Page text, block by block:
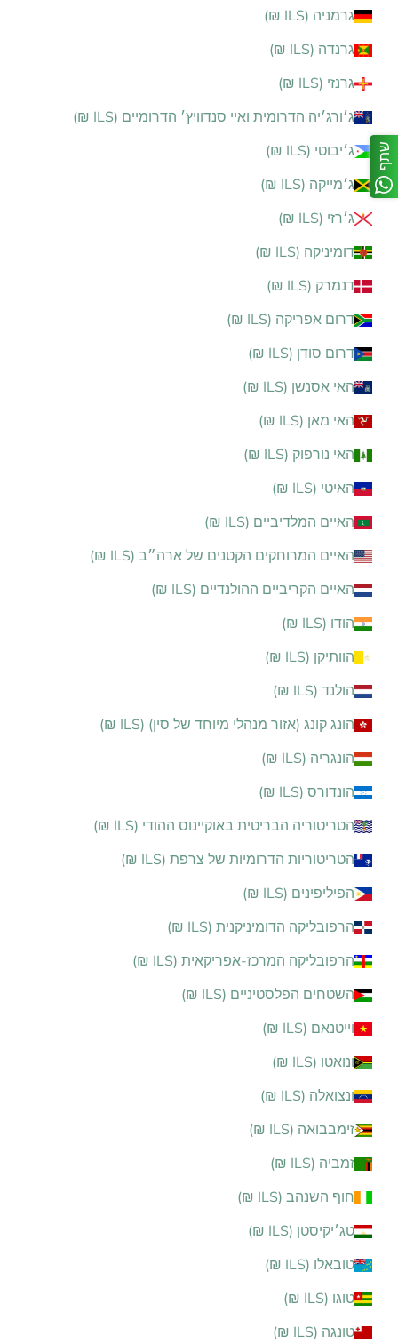
גרמניה (ILS ₪)
גרנדה (ILS ₪)
גרנזי (ILS ₪)
ג׳ורג׳יה הדרומית ואיי סנדוויץ׳ הדרומיים (ILS ₪)
ג׳יבוטי (ILS ₪)
ג׳מייקה (ILS ₪)
ג׳רזי (ILS ₪)
דומיניקה (ILS ₪)
דנמרק (ILS ₪)
דרום אפריקה (ILS ₪)
דרום סודן (ILS ₪)
האי אסנשן (ILS ₪)
האי מאן (ILS ₪)
האי נורפוק (ILS ₪)
האיטי (ILS ₪)
האיים המלדיביים (ILS ₪)
האיים המרוחקים הקטנים של ארה״ב (ILS ₪)
האיים הקריביים ההולנדיים (ILS ₪)
הודו (ILS ₪)
הוותיקן (ILS ₪)
הולנד (ILS ₪)
הונג קונג (אזור מנהלי מיוחד של סין) (ILS ₪)
הונגריה (ILS ₪)
הונדורס (ILS ₪)
הטריטוריה הבריטית באוקיינוס ההודי (ILS ₪)
הטריטוריות הדרומיות של צרפת (ILS ₪)
הפיליפינים (ILS ₪)
הרפובליקה הדומיניקנית (ILS ₪)
הרפובליקה המרכז-אפריקאית (ILS ₪)
השטחים הפלסטיניים (ILS ₪)
וייטנאם (ILS ₪)
ונואטו (ILS ₪)
ונצואלה (ILS ₪)
זימבבואה (ILS ₪)
זמביה (ILS ₪)
חוף השנהב (ILS ₪)
טג׳יקיסטן (ILS ₪)
טובאלו (ILS ₪)
טוגו (ILS ₪)
טונגה (ILS ₪)
שתף